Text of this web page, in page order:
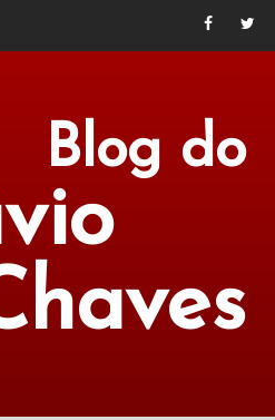
Blog do